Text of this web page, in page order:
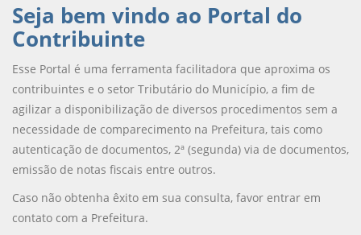
Seja bem vindo ao Portal do
Contribuinte
Esse Portal é uma ferramenta facilitadora que aproxima os
contribuintes e o setor Tributário do Município, a fim de
agilizar a disponibilização de diversos procedimentos sem a
necessidade de comparecimento na Prefeitura, tais como
autenticação de documentos, 2ª (segunda) via de documentos,
emissão de notas fiscais entre outros.
Caso não obtenha êxito em sua consulta, favor entrar em
contato com a Prefeitura.